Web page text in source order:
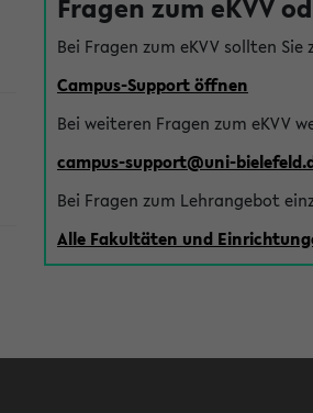
Fragen zum eKVV
Bei Fragen zum eKVV sollten
Campus-Support öffnen
Bei weiteren Fragen zum eKVV
campus-support@uni-
Bei Fragen zum Lehrangebot
Alle Fakultäten und